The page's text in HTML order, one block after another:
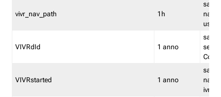
vivr_nav_path 1h
salva
VIVRdId 1 anno
salva
Convy
VIVRstarted 1 anno
salva
ivr